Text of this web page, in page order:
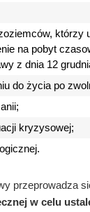
na pobyt
z dnia 12
do życia po
kryzysowej;
przeprowadza
w celu